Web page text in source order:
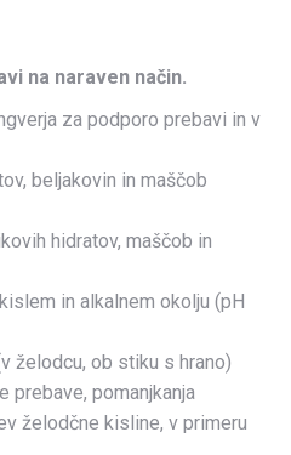
na naraven način.
za podporo prebavi in ​​v
beljakovin in maščob
hidratov, maščob in
in alkalnem okolju (pH
želodcu, ob stiku s hrano)
prebave, pomanjkanja
želodčne kisline, v primeru